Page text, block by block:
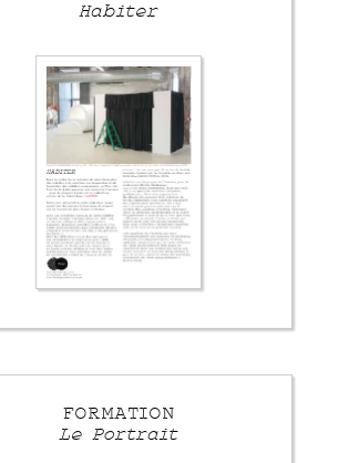
Habiter
FORMATION
Le Portrait